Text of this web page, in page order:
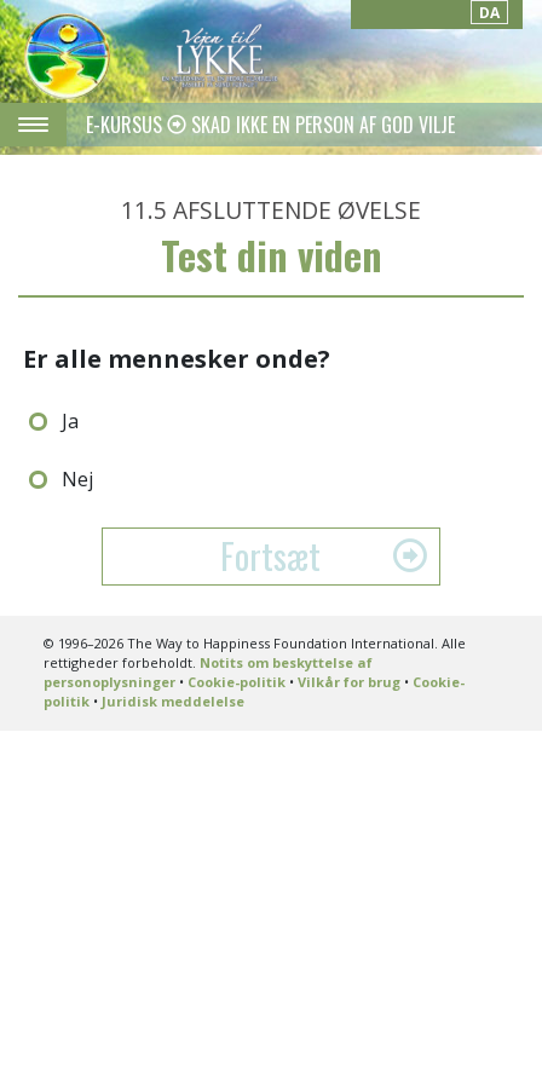
DA
E-KURSUS SKAD IKKE EN PERSON AF GOD VILJE
11.5 AFSLUTTENDE ØVELSE
Test din viden
Er alle mennesker onde?
Ja
Nej
Fortsæt
© 1996–2026 The Way to Happiness Foundation International. Alle
rettigheder forbeholdt. Notits om beskyttelse af
personoplysninger• Cookie-politik• Vilkår for brug• Cookie-
politik• Juridisk meddelelse